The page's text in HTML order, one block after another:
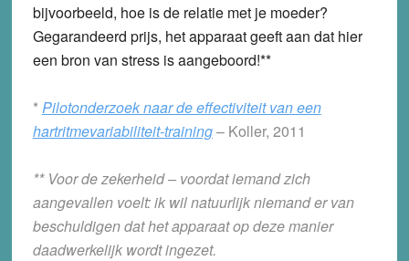
bijvoorbeeld, hoe is de relatie met je moeder?
Gegarandeerd prijs, het apparaat geeft aan dat hier
een bron van stress is aangeboord!**
* Pilotonderzoek naar de effectiviteit van een
hartritmevariabiliteit-training– Koller, 2011
** Voor de zekerheid – voordat iemand zich
aangevallen voelt: ik wil natuurlijk niemand er van
beschuldigen dat het apparaat op deze manier
daadwerkelijk wordt ingezet.